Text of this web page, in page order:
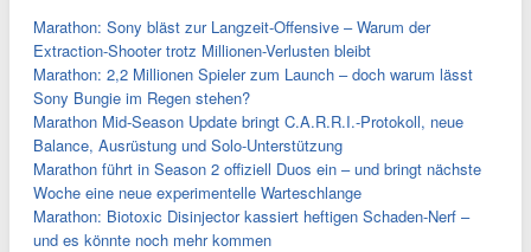
Marathon: Sony bläst zur Langzeit-Offensive – Warum der
Extraction-Shooter trotz Millionen-Verlusten bleibt
Marathon: 2,2 Millionen Spieler zum Launch – doch warum lässt
Sony Bungie im Regen stehen?
Marathon Mid-Season Update bringt C.A.R.R.I.-Protokoll, neue
Balance, Ausrüstung und Solo-Unterstützung
Marathon führt in Season 2 offiziell Duos ein – und bringt nächste
Woche eine neue experimentelle Warteschlange
Marathon: Biotoxic Disinjector kassiert heftigen Schaden-Nerf –
und es könnte noch mehr kommen